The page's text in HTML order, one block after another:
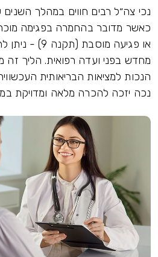
נכי צה״ל רבים חווים במהלך השנים
כאשר מדובר בהחמרה בפגימה
או פגיעה
מחדש בפני ועדה רפואית. הליך
הנכות למציאות הבריאותית
נכה יזכה להכרה מלאה ומדויקת